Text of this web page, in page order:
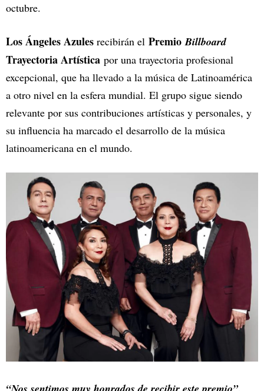
octubre.
Los Ángeles Azules recibirán el PremioBillboard
Trayectoria Artística por una trayectoria profesional
excepcional, que ha llevado a la música de Latinoamérica
a otro nivel en la esfera mundial. El grupo sigue siendo
relevante por sus contribuciones artísticas y personales, y
su influencia ha marcado el desarrollo de la música
latinoamericana en el mundo.
,